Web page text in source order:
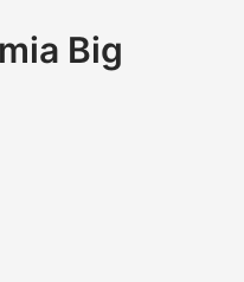
Big